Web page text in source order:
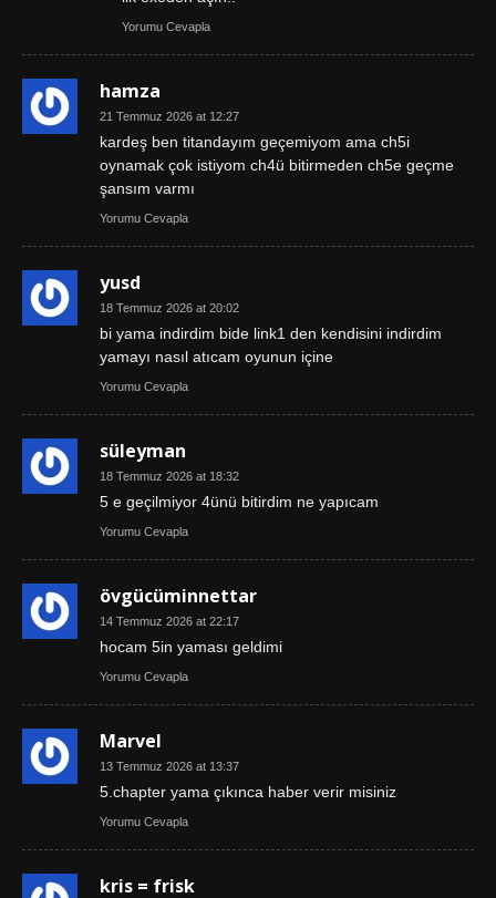
Yorumu Cevapla
hamza
21 Temmuz 2026 at 12:27
kardeş ben titandayım geçemiyom ama ch5i
oynamak çok istiyom ch4ü bitirmeden ch5e geçme
şansım varmı
Yorumu Cevapla
yusd
18 Temmuz 2026 at 20:02
bi yama indirdim bide link1 den kendisini indirdim
yamayı nasıl atıcam oyunun içine
Yorumu Cevapla
süleyman
18 Temmuz 2026 at 18:32
5 e geçilmiyor 4ünü bitirdim ne yapıcam
Yorumu Cevapla
övgücüminnettar
14 Temmuz 2026 at 22:17
hocam 5in yaması geldimi
Yorumu Cevapla
Marvel
13 Temmuz 2026 at 13:37
5.chapter yama çıkınca haber verir misiniz
Yorumu Cevapla
kris = frisk